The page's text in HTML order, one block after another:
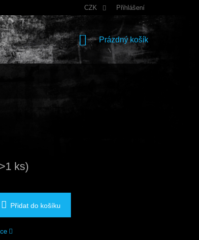
CZK Přihlášení
NÁKUPNÍ
KOŠÍK
Prázdný košík
ks)
Přidat do košíku